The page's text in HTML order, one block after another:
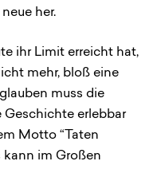
her.
ihr Limit erreicht hat,
mehr, bloß eine
muss die
Geschichte erlebbar
Motto “Taten
kann im Großen